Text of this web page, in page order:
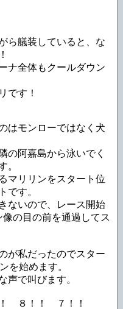
ら艤装していると、な
ナ全体もクールダウン
です！
はモンローではなく犬
の阿嘉島から泳いでく
。
マリリンをスタート位
です。
ないので、レース開始
の目の前を通過してス
が私だったのでスター
を始めます。
声で叫びます。
！ ８！！ ７！！